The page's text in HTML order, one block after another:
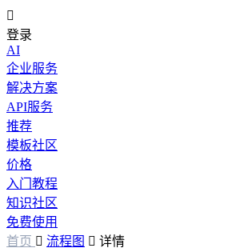

登录
AI
企业服务
解决方案
API服务
推荐
模板社区
价格
入门教程
知识社区
免费使用
首页  流程图  详情